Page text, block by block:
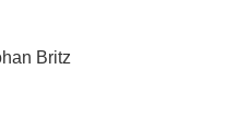
Britz